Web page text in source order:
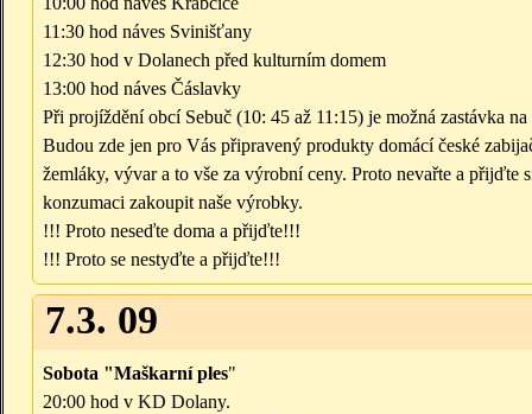
11:30 hod náves Svinišťany
12:30 hod v Dolanech před kulturním domem
13:00 hod náves Čáslavky
Při projíždění obcí Sebuč (10: 45 až 11:15) je možná zastávka na
Budou zde jen pro Vás připravený produkty domácí české
žemláky, vývar a to vše za výrobní ceny. Proto nevařte a přijďte
konzumaci zakoupit naše výrobky.
!!! Proto neseďte doma a přijďte!!!
!!! Proto se nestyďte a přijďte!!!
7.3. 09
Sobota "Maškarní ples"
20:00 hod v KD Dolany.